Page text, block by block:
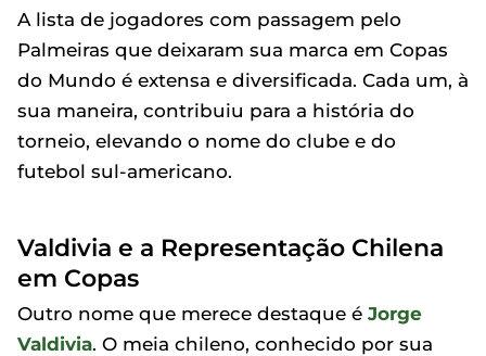
A lista de jogadores com passagem pelo
Palmeiras que deixaram sua marca em Copas
do Mundo é extensa e diversificada. Cada um, à
sua maneira, contribuiu para a história do
torneio, elevando o nome do clube e do
futebol sul-americano.
Valdivia e a Representação Chilena
em Copas
Outro nome que merece destaque é Jorge
Valdivia. O meia chileno, conhecido por sua